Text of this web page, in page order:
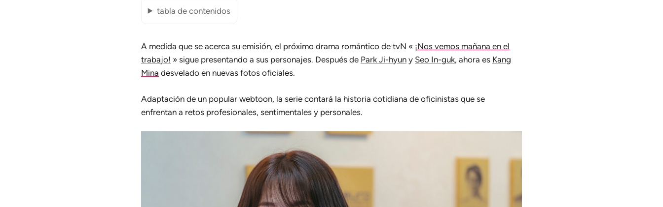
tabla de contenidos
A medida que se acerca su emisión, el próximo drama romántico de tvN « ¡Nos vemos mañana en el
trabajo! » sigue presentando a sus personajes. Después de Park Ji-hyun y Seo In-guk, ahora es Kang
Mina desvelado en nuevas fotos oficiales.
Adaptación de un popular webtoon, la serie contará la historia cotidiana de oficinistas que se
enfrentan a retos profesionales, sentimentales y personales.